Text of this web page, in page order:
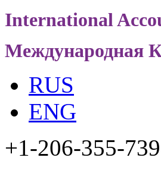
International
Международная
RUS
ENG
+1-206-355-